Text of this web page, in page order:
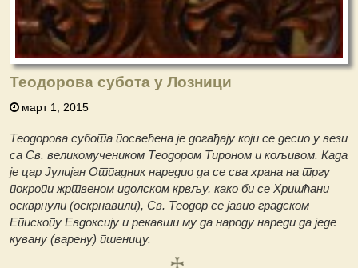
Теодорова субота у Лозници
март 1, 2015
Теодорова субота посвећена је догађају који се десио у вези
са Св. великомучеником Теодором Тироном и кољивом. Када
је цар Јулијан Отпадник наредио да се сва храна на тргу
покропи жртвеном идолском крвљу, како би се Хришћани
оскврнули (оскрнавили), Св. Теодор се јавио градском
Епископу Евдоксију и рекавши му да народу нареди да једе
кувану (варену) пшеницу.